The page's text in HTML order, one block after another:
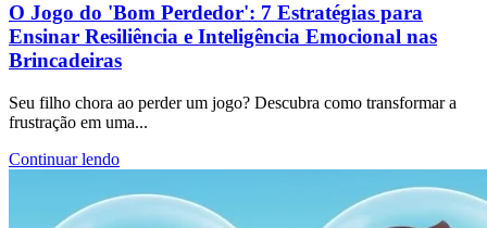
O Jogo do 'Bom Perdedor': 7 Estratégias para
Ensinar Resiliência e Inteligência Emocional nas
Brincadeiras
Seu filho chora ao perder um jogo? Descubra como transformar a
frustração em uma...
Continuar lendo